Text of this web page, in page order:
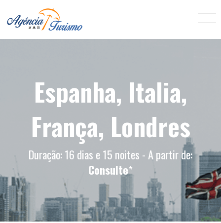
Espanha, Italia,
França, Londres
Duração: 16 dias e 15 noites - A partir de:
Consulte*